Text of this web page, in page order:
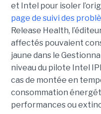
et Intel pour isoler
page de suivi des
Release Health,
affectés pouvaient
jaune dans le
niveau du pilote Intel
cas de montée en
consommation
performances ou